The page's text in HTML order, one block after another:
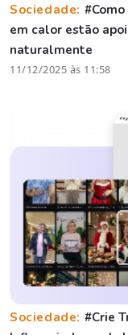
Sociedade:
em calor estão
naturalmente
11/12/2025 às 11:58
Sociedade: #Crie